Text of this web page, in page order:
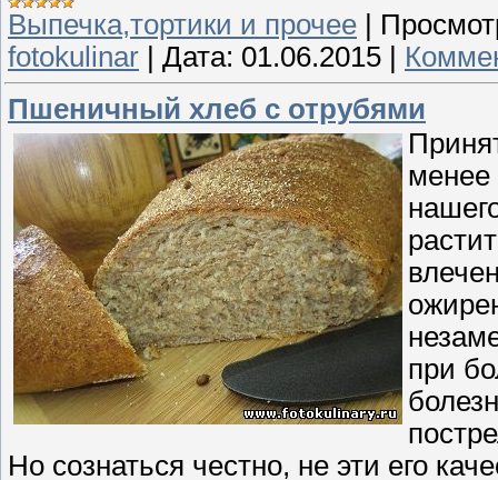
Выпечка,тортики и прочее |
fotokulinar | Дата: 01.06.2015 |
Пшеничный хлеб с отрубями
менее
при
Но сознаться честно, не эти его